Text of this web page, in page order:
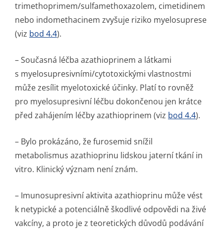
trimethoprimem/sul­famethoxazolem, cimetidinem
nebo indomethacinem zvyšuje riziko myelosuprese
(viz bod 4.4).
– Současná léčba azathioprinem a látkami
s myelosupresiv­ními/cytotoxic­kými vlastnostmi
může zesílit myelotoxické účinky. Platí to rovněž
pro myelosupresivní léčbu dokončenou jen krátce
před zahájením léčby azathioprinem (viz bod 4.4).
– Bylo prokázáno, že furosemid snížil
metabolismus azathioprinu lidskou jaterní tkání in
vitro. Klinický význam není znám.
– Imunosupresivní aktivita azathioprinu může vést
k netypické a potenciálně škodlivé odpovědi na živé
vakcíny, a proto je z teoretických důvodů podávání